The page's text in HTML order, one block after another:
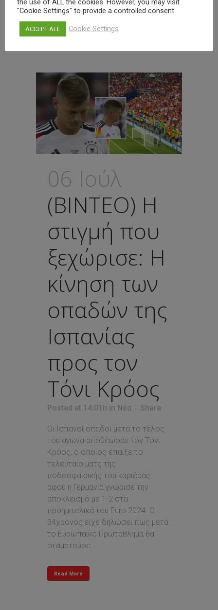
06 Ιούλ
(ΒΙΝΤΕΟ) Η
στιγμή που
ξεχώρισε: Η
κίνηση των
οπαδών της
Ισπανίας
προς τον
Τόνι Κρόος
Posted at 14:01h in Νέα Share
Οι Ισπανοί οπαδοί μετά το τέλος
του αγώνα αποθέωσαν τον Τόνι
Κρόος, ο οποίος έπαιξε το
τελευταίο ματς της
ποδοσφαιρικής του καριέρας,
αφού η Γερμανία γνώρισε την
αποκλεισμό με 1-2 στα
προημιτελικά του Euro 2024. Ο
34χρονος είχε δηλώσει πως μετά
το Ευρωπαϊκό Πρωτάθλημα θα
σταματούσε...
Read More
"Cookie Settings" to provide a controlled consent.
ACCEPT ALL Cookie Settings